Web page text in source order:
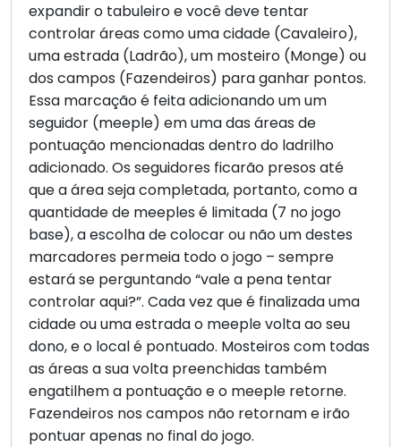
expandir o tabuleiro e você deve tentar
controlar áreas como uma cidade (Cavaleiro),
uma estrada (Ladrão), um mosteiro (Monge) ou
dos campos (Fazendeiros) para ganhar pontos.
Essa marcação é feita adicionando um um
seguidor (meeple) em uma das áreas de
pontuação mencionadas dentro do ladrilho
adicionado. Os seguidores ficarão presos até
que a área seja completada, portanto, como a
quantidade de meeples é limitada (7 no jogo
base), a escolha de colocar ou não um destes
marcadores permeia todo o jogo – sempre
estará se perguntando “vale a pena tentar
controlar aqui?”. Cada vez que é finalizada uma
cidade ou uma estrada o meeple volta ao seu
dono, e o local é pontuado. Mosteiros com todas
as áreas a sua volta preenchidas também
engatilhem a pontuação e o meeple retorne.
Fazendeiros nos campos não retornam e irão
pontuar apenas no final do jogo.